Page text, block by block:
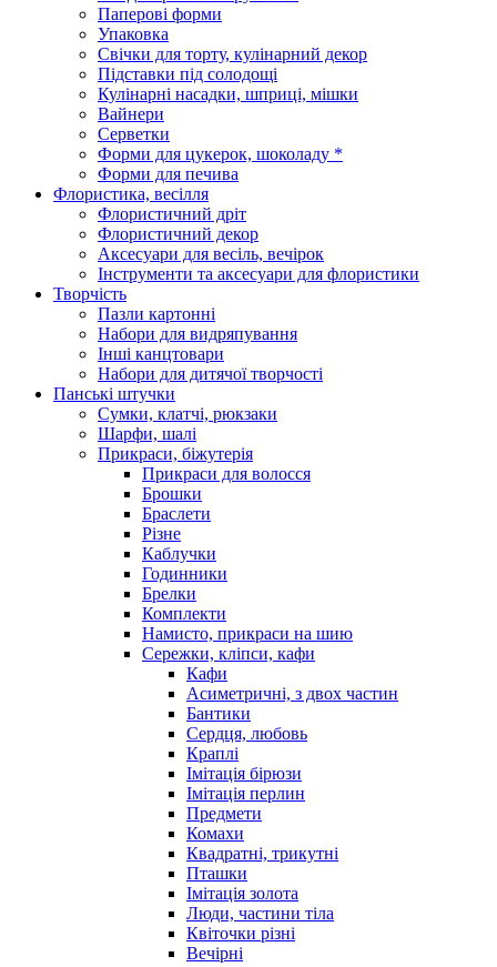
Паперові форми
Упаковка
Свічки для торту, кулінарний декор
Підставки під солодощі
Кулінарні насадки, шприці, мішки
Вайнери
Серветки
Форми для цукерок, шоколаду *
Форми для печива
Флористика, весілля
Флористичний дріт
Флористичний декор
Аксесуари для весіль, вечірок
Інструменти та аксесуари для флористики
Творчість
Пазли картонні
Набори для видряпування
Інші канцтовари
Набори для дитячої творчості
Панські штучки
Сумки, клатчі, рюкзаки
Шарфи, шалі
Прикраси, біжутерія
Прикраси для волосся
Брошки
Браслети
Різне
Каблучки
Годинники
Брелки
Комплекти
Намисто, прикраси на шию
Сережки, кліпси, кафи
Кафи
Асиметричні, з двох частин
Бантики
Сердця, любовь
Краплі
Імітація бірюзи
Імітація перлин
Предмети
Комахи
Квадратні, трикутні
Пташки
Імітація золота
Люди, частини тіла
Квіточки різні
Вечірні